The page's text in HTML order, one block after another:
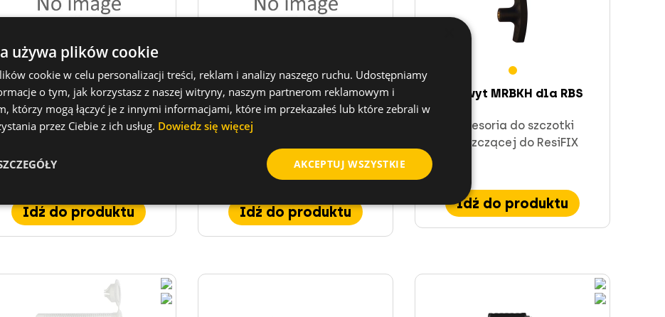
do czyszczenia RBS
do czyszczenia dla
Idź do produktu
Przedłużka MRBKV dla RBS
Akcesoria do szczotki
czyszczącej RBS do ResiFIX
Idź do produktu
Uchwyt MRBKH dla RBS
Akcesoria do szczotki
czyszczącej do ResiFIX
Idź do produktu
używa plików cookie
cookie w celu personalizacji treści, reklam i analizy naszego ruchu. Udostępniamy
o tym, jak korzystasz z naszej witryny, naszym partnerom reklamowym i
którzy mogą łączyć je z innymi informacjami, które im przekazałeś lub które zebrali w
przez Ciebie z ich usług. Dowiedz się więcej
AKCEPTUJ WSZYSTKIE